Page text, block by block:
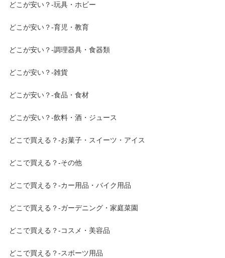
どこが安い？-玩具・ホビー
どこが安い？-育児・教育
どこが安い？-調理器具・食器類
どこが安い？-雑貨
どこが安い？-食品・食材
どこが安い？-飲料・酒・ジュース
どこで買える？-お菓子・スイーツ・アイス
どこで買える？-その他
どこで買える？-カー用品・バイク用品
どこで買える？-ガーデニング・家庭菜園
どこで買える？-コスメ・美容品
どこで買える？-スポーツ用品